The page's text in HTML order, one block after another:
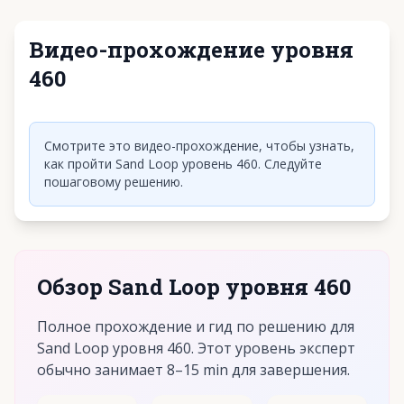
Видео-прохождение уровня
460
Смотрите это видео-прохождение, чтобы узнать,
как пройти Sand Loop уровень 460. Следуйте
пошаговому решению.
Обзор Sand Loop уровня 460
Полное прохождение и гид по решению для
Sand Loop уровня 460. Этот уровень эксперт
обычно занимает 8–15 min для завершения.